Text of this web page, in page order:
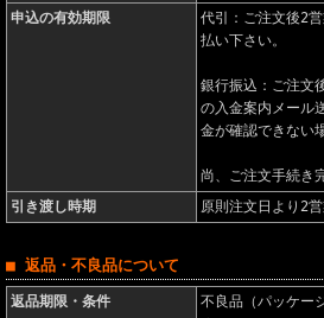
申込の有効期限
代引：ご注文後2
払い下さい。
銀行振込：ご注文
の入金案内メール
金が確認できない
尚、ご注文手続き
引き渡し時期
原則注文日より2
■ 返品・不良品について
返品期限・条件
不良品（パッケー